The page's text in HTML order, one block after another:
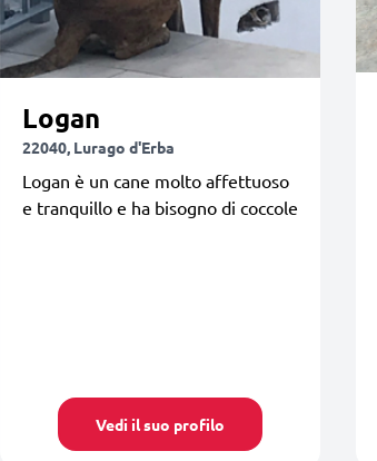
Logan
22040, Lurago d'Erba
Logan è un cane molto affettuoso
e tranquillo e ha bisogno di coccole
Vedi il suo profilo